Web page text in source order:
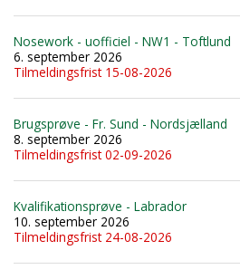
Nosework - uofficiel - NW1 - Toftlund
6. september 2026
Tilmeldingsfrist 15-08-2026
Brugsprøve - Fr. Sund - Nordsjælland
8. september 2026
Tilmeldingsfrist 02-09-2026
Kvalifikationsprøve - Labrador
10. september 2026
Tilmeldingsfrist 24-08-2026